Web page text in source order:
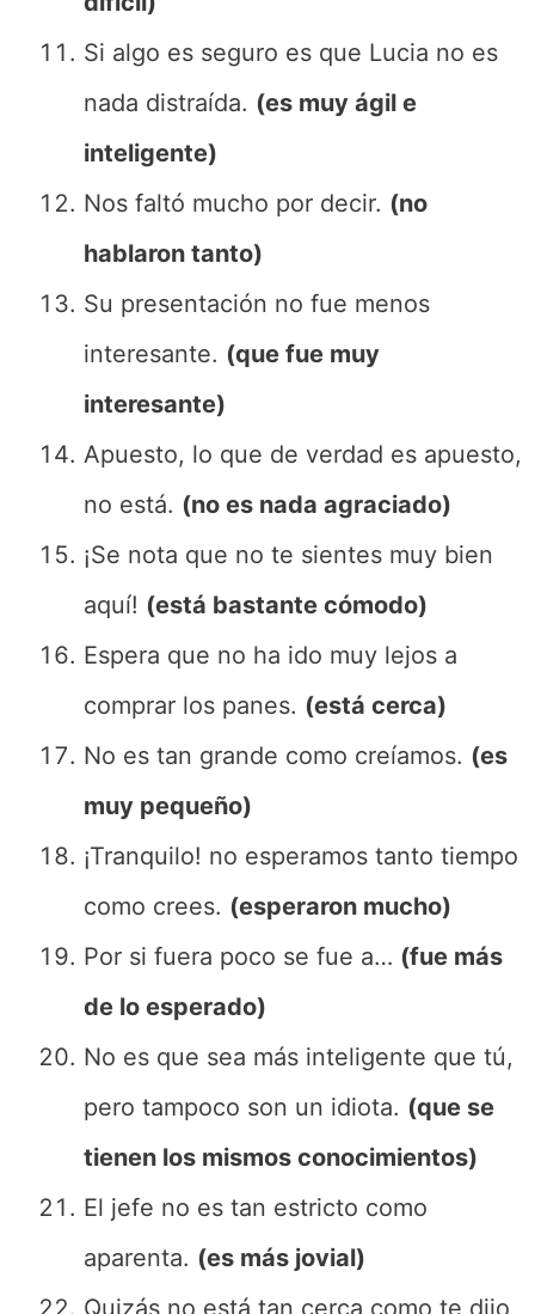
Si algo es seguro es que Lucia no es
nada distraída. (es muy ágil e
inteligente)
Nos faltó mucho por decir. (no
hablaron tanto)
Su presentación no fue menos
interesante. (que fue muy
interesante)
Apuesto, lo que de verdad es apuesto,
no está. (no es nada agraciado)
¡Se nota que no te sientes muy bien
aquí! (está bastante cómodo)
Espera que no ha ido muy lejos a
comprar los panes. (está cerca)
No es tan grande como creíamos. (es
muy pequeño)
¡Tranquilo! no esperamos tanto tiempo
como crees. (esperaron mucho)
Por si fuera poco se fue a… (fue más
de lo esperado)
No es que sea más inteligente que tú,
pero tampoco son un idiota. (que se
tienen los mismos conocimientos)
El jefe no es tan estricto como
aparenta. (es más jovial)
Quizás no está tan cerca como te dijo